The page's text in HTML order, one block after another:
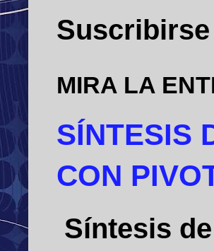
Suscribirse
MIRA LA
SÍNTESIS
CON
Síntesis